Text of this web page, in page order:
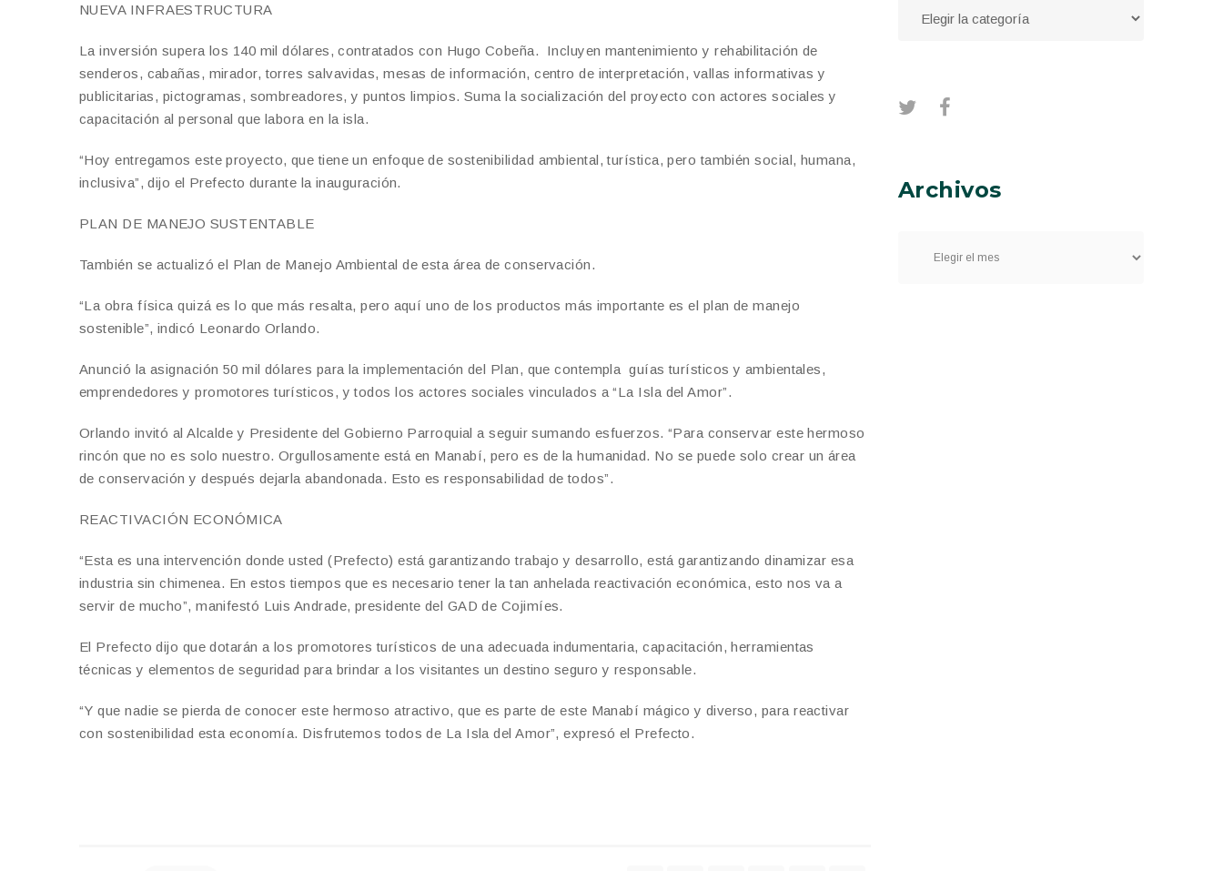
NUEVA INFRAESTRUCTURA
La inversión supera los 140 mil dólares, contratados con Hugo Cobeña. Incluyen mantenimiento y rehabilitación de
senderos, cabañas, mirador, torres salvavidas, mesas de información, centro de interpretación, vallas informativas y
publicitarias, pictogramas, sombreadores, y puntos limpios. Suma la socialización del proyecto con actores sociales y
capacitación al personal que labora en la isla.
“Hoy entregamos este proyecto, que tiene un enfoque de sostenibilidad ambiental, turística, pero también social, humana,
inclusiva”, dijo el Prefecto durante la inauguración.
PLAN DE MANEJO SUSTENTABLE
También se actualizó el Plan de Manejo Ambiental de esta área de conservación.
“La obra física quizá es lo que más resalta, pero aquí uno de los productos más importante es el plan de manejo
sostenible”, indicó Leonardo Orlando.
Anunció la asignación 50 mil dólares para la implementación del Plan, que contempla guías turísticos y ambientales,
emprendedores y promotores turísticos, y todos los actores sociales vinculados a “La Isla del Amor”.
Orlando invitó al Alcalde y Presidente del Gobierno Parroquial a seguir sumando esfuerzos. “Para conservar este hermoso
rincón que no es solo nuestro. Orgullosamente está en Manabí, pero es de la humanidad. No se puede solo crear un área
de conservación y después dejarla abandonada. Esto es responsabilidad de todos”.
REACTIVACIÓN ECONÓMICA
“Esta es una intervención donde usted (Prefecto) está garantizando trabajo y desarrollo, está garantizando dinamizar esa
industria sin chimenea. En estos tiempos que es necesario tener la tan anhelada reactivación económica, esto nos va a
servir de mucho”, manifestó Luis Andrade, presidente del GAD de Cojimíes.
El Prefecto dijo que dotarán a los promotores turísticos de una adecuada indumentaria, capacitación, herramientas
técnicas y elementos de seguridad para brindar a los visitantes un destino seguro y responsable.
“Y que nadie se pierda de conocer este hermoso atractivo, que es parte de este Manabí mágico y diverso, para reactivar
con sostenibilidad esta economía. Disfrutemos todos de La Isla del Amor”, expresó el Prefecto.
Archivos